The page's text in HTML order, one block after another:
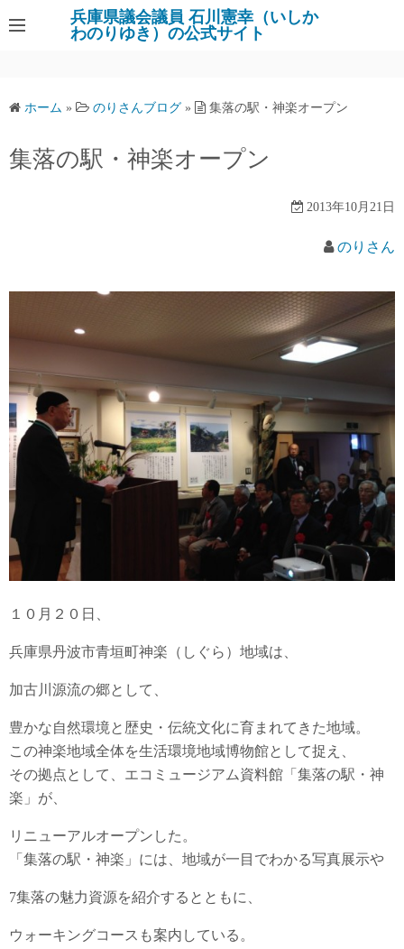
ン
ツ
ス
キ
兵庫県議会議員 石川憲幸（いしか
わのりゆき）の公式サイト
ホーム » のりさんブログ » 集落の駅・神楽オープン
集落の駅・神楽オープン
2013年10月21日
のりさん
１０月２０日、
兵庫県丹波市青垣町神楽（しぐら）地域は、
加古川源流の郷として、
豊かな自然環境と歴史・伝統文化に育まれてきた地域。
この神楽地域全体を生活環境地域博物館として捉え、
その拠点として、エコミュージアム資料館「集落の駅・神
楽」が、
リニューアルオープンした。
「集落の駅・神楽」には、地域が一目でわかる写真展示や
7集落の魅力資源を紹介するとともに、
ウォーキングコースも案内している。